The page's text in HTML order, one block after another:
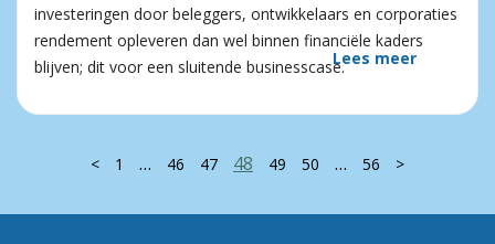
investeringen door beleggers, ontwikkelaars en corporaties
rendement opleveren dan wel binnen financiële kaders
blijven; dit voor een sluitende businesscase.Lees meer
< 1 … 46 47 48 49 50 … 56 >